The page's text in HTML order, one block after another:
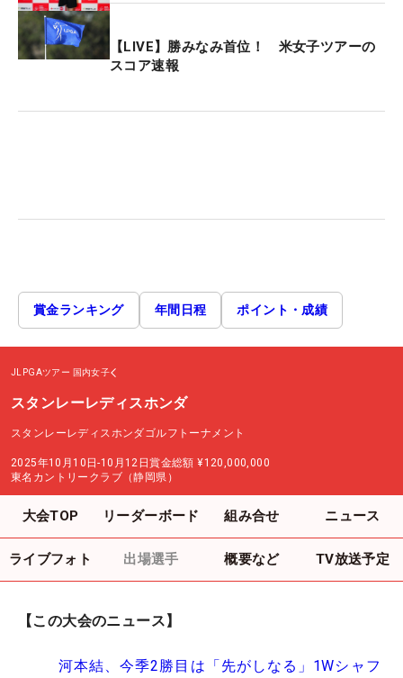
【LIVE】勝みなみ首位！ 米女子ツアーの
スコア速報
賞金ランキング 年間日程 ポイント・成績
JLPGAツアー 国内女子
スタンレーレディスホンダ
スタンレーレディスホンダゴルフトーナメント
2025年10月10日-10月12日賞金総額 ¥120,000,000
東名カントリークラブ（静岡県）
大会TOP リーダーボード 組み合せ ニュース
ライブフォト 出場選手 概要など TV放送予定
【この大会のニュース】
河本結、今季2勝目は「先がしなる」1Wシャフ